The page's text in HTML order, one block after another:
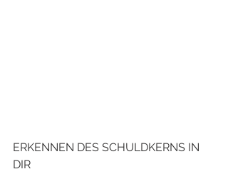
ERKENNEN DES SCHULDKERNS IN